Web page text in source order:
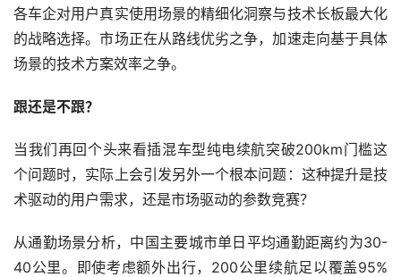
各车企对用户真实使用场景的精细化洞察与技术长板最大化
的战略选择。市场正在从路线优劣之争，加速走向基于具体
场景的技术方案效率之争。
跟还是不跟？
当我们再回个头来看插混车型纯电续航突破200km门槛这
个问题时，实际上会引发另外一个根本问题：这种提升是技
术驱动的用户需求，还是市场驱动的参数竞赛？
从通勤场景分析，中国主要城市单日平均通勤距离约为30-
40公里。即使考虑额外出行，200公里续航足以覆盖95%